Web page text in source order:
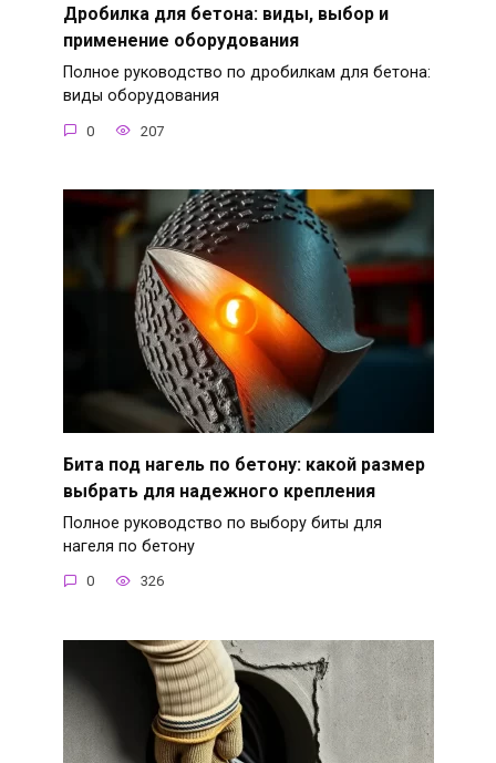
Дробилка для бетона: виды, выбор и
применение оборудования
Полное руководство по дробилкам для бетона:
виды оборудования
0 207
Бита под нагель по бетону: какой размер
выбрать для надежного крепления
Полное руководство по выбору биты для
нагеля по бетону
0 326